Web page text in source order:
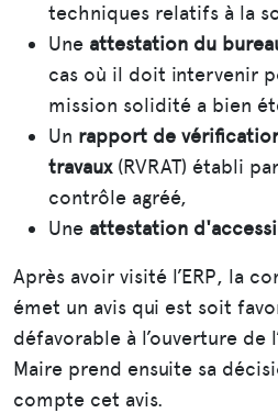
techniques relatifs à la
Une attestation du
cas où il doit intervenir
mission solidité a bien
Un rapport de
travaux(RVRAT) établi
contrôle agréé,
Une attestation
Après avoir visité l’ERP, la
émet un avis qui est soit
défavorable à l’ouverture de
Maire prend ensuite sa
compte cet avis.